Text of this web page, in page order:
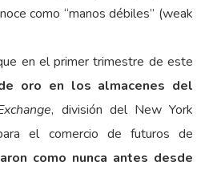
como “manos débiles” (weak
en el primer trimestre de este
oro en los almacenes del
, división del New York
el comercio de futuros de
como nunca antes desde